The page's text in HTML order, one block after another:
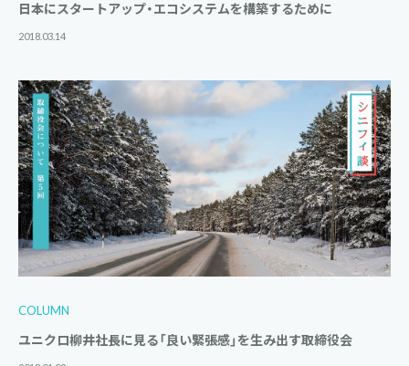
日本にスタートアップ・エコシステムを構築するために
2018.03.14
COLUMN
ユニクロ柳井社長に見る「良い緊張感」を生み出す取締役会